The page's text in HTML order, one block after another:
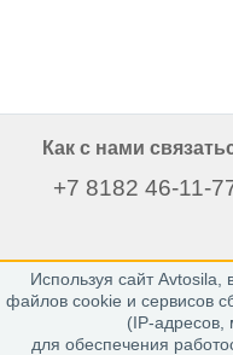
Используя сайт Avtosila,
файлов cookie и сервисов
(IP-адресов,
для обеспечения
Как с нами
+7 8182 46-11-
163020, г. Архангельск,
пр. Никольский 15, офис 212